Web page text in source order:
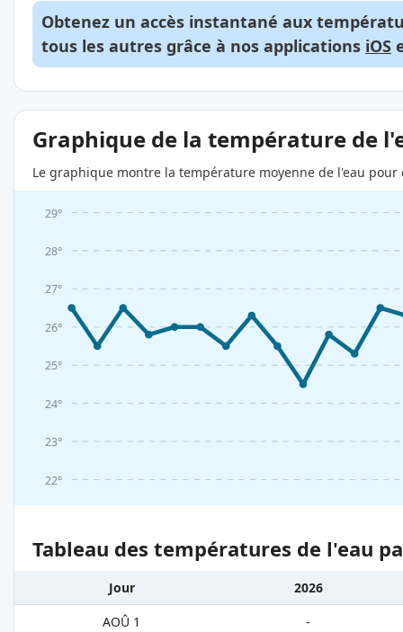
Obtenez un accès instantané aux
tous les autres grâce à nos applications iOS
Graphique de la température de
Le graphique montre la température moyenne de l'eau
22°
23°
24°
25°
26°
27°
28°
29°
Tableau des températures de l'eau
Jour
2026
AOÛ 1
-